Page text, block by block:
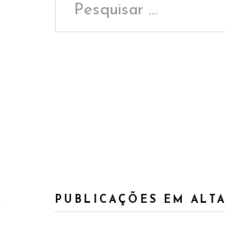
Pesquisar
por:
PUBLICAÇÕES EM ALTA